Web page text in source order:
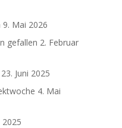
9. Mai 2026
gefallen 2. Februar
23. Juni 2025
4. Mai
2025